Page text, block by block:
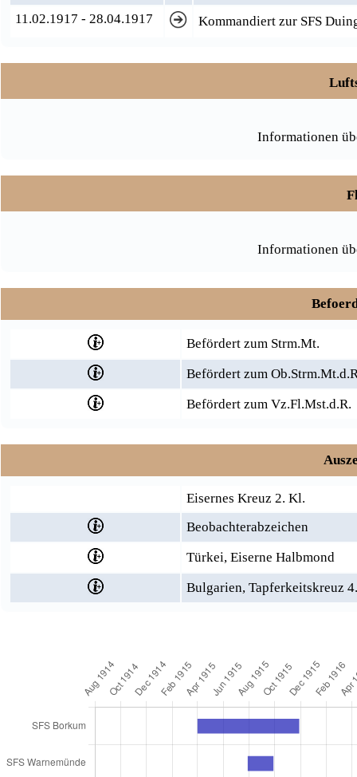
11.02.1917 - 28.04.1917
Kommandiert zur SFS
Informationen
Informationen
Befördert zum Strm.Mt.
Befördert zum
Befördert zum Vz.Fl.Mst.d.R.
Eisernes Kreuz 2. Kl.
Beobachterabzeichen
Türkei, Eiserne Halbmond
Bulgarien, Tapferkeitskreuz